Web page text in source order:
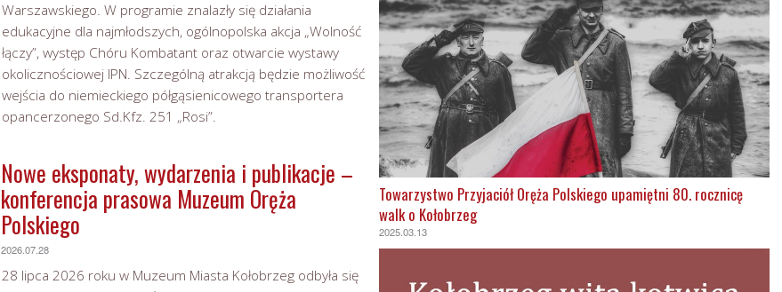
Warszawskiego. W programie znalazły się działania
edukacyjne dla najmłodszych, ogólnopolska akcja „Wolność
łączy”, występ Chóru Kombatant oraz otwarcie wystawy
okolicznościowej IPN. Szczególną atrakcją będzie możliwość
wejścia do niemieckiego półgąsienicowego transportera
opancerzonego Sd.Kfz. 251 „Rosi”.
Nowe eksponaty, wydarzenia i publikacje –
konferencja prasowa Muzeum Oręża
Polskiego
2026.07.28
28 lipca 2026 roku w Muzeum Miasta Kołobrzeg odbyła się
Towarzystwo Przyjaciół Oręża Polskiego upamiętni 80. rocznicę
walk o Kołobrzeg
2025.03.13